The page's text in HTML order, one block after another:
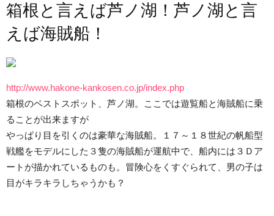
箱根と言えば芦ノ湖！芦ノ湖と言
えば海賊船！
http://www.hakone-kankosen.co.jp/index.php
箱根のベストスポット、芦ノ湖。ここでは遊覧船と海賊船に乗
ることが出来ますが
やっぱり目を引くのは豪華な海賊船。１７～１８世紀の帆船型
戦艦をモデルにした３隻の海賊船が運航中で、船内には３Ｄア
ートが描かれているものも。冒険心をくすぐられて、男の子は
目がキラキラしちゃうかも？